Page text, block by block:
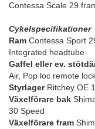
Contessa Scale 29
Cykelspecifikationer
Ram Contessa Sport
Integrated headtube
Gaffel eller ev.
Air, Pop loc remote
StyrlagerRitchey OE
Växelförare bak
30 Speed
Växelförare fram